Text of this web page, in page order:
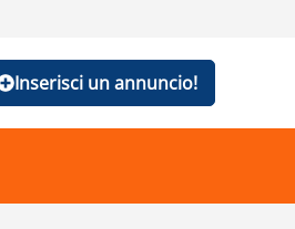
Inserisci un annuncio!